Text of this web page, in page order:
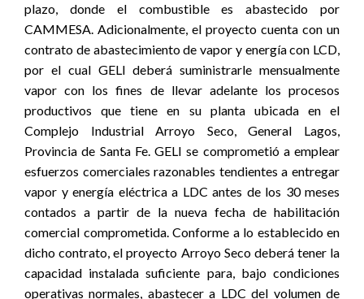
plazo, donde el combustible es abastecido por
CAMMESA. Adicionalmente, el proyecto cuenta con un
contrato de abastecimiento de vapor y energía con LCD,
por el cual GELI deberá suministrarle mensualmente
vapor con los fines de llevar adelante los procesos
productivos que tiene en su planta ubicada en el
Complejo Industrial Arroyo Seco, General Lagos,
Provincia de Santa Fe. GELI se comprometió a emplear
esfuerzos comerciales razonables tendientes a entregar
vapor y energía eléctrica a LDC antes de los 30 meses
contados a partir de la nueva fecha de habilitación
comercial comprometida. Conforme a lo establecido en
dicho contrato, el proyecto Arroyo Seco deberá tener la
capacidad instalada suficiente para, bajo condiciones
operativas normales, abastecer a LDC del volumen de